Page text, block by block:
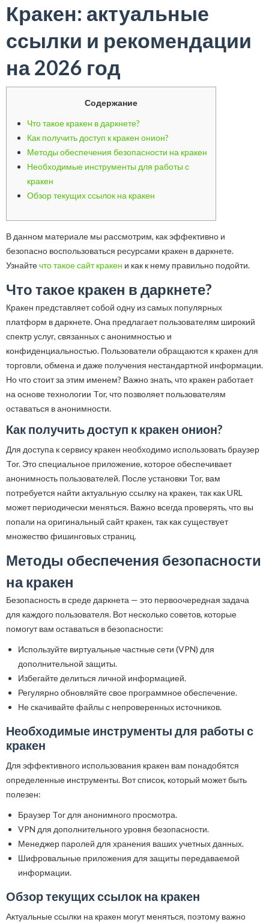
Кракен: актуальные
ссылки и рекомендации
на 2026 год
Содержание
Что такое кракен в даркнете?
Как получить доступ к кракен онион?
Методы обеспечения безопасности на кракен
Необходимые инструменты для работы с
кракен
Обзор текущих ссылок на кракен
В данном материале мы рассмотрим, как эффективно и
безопасно воспользоваться ресурсами кракен в даркнете.
Узнайтечто такое сайт кракен и как к нему правильно подойти.
Что такое кракен в даркнете?
Кракен представляет собой одну из самых популярных
платформ в даркнете. Она предлагает пользователям широкий
спектр услуг, связанных с анонимностью и
конфиденциальностью. Пользователи обращаются к кракен для
торговли, обмена и даже получения нестандартной информации.
Но что стоит за этим именем? Важно знать, что кракен работает
на основе технологии Tor, что позволяет пользователям
оставаться в анонимности.
Как получить доступ к кракен онион?
Для доступа к сервису кракен необходимо использовать браузер
Tor. Это специальное приложение, которое обеспечивает
анонимность пользователей. После установки Tor, вам
потребуется найти актуальную ссылку на кракен, так как URL
может периодически меняться. Важно всегда проверять, что вы
попали на оригинальный сайт кракен, так как существует
множество фишинговых страниц.
Методы обеспечения безопасности
на кракен
Безопасность в среде даркнета — это первоочередная задача
для каждого пользователя. Вот несколько советов, которые
помогут вам оставаться в безопасности:
Используйте виртуальные частные сети (VPN) для
дополнительной защиты.
Избегайте делиться личной информацией.
Регулярно обновляйте свое программное обеспечение.
Не скачивайте файлы с непроверенных источников.
Необходимые инструменты для работы с
кракен
Для эффективного использования кракен вам понадобятся
определенные инструменты. Вот список, который может быть
полезен:
Браузер Tor для анонимного просмотра.
VPN для дополнительного уровня безопасности.
Менеджер паролей для хранения ваших учетных данных.
Шифровальные приложения для защиты передаваемой
информации.
Обзор текущих ссылок на кракен
Актуальные ссылки на кракен могут меняться, поэтому важно